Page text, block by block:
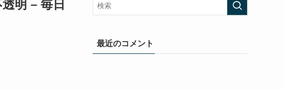
明 – 毎日
最近のコメント